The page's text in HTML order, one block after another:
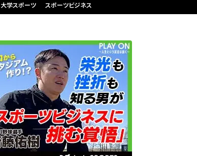
大学スポーツ スポーツビジネス